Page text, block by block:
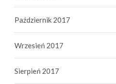
Październik 2017
Wrzesień 2017
Sierpień 2017